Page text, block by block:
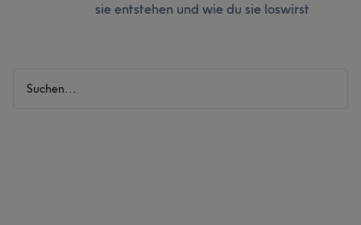
sie entstehen und wie du sie loswirst